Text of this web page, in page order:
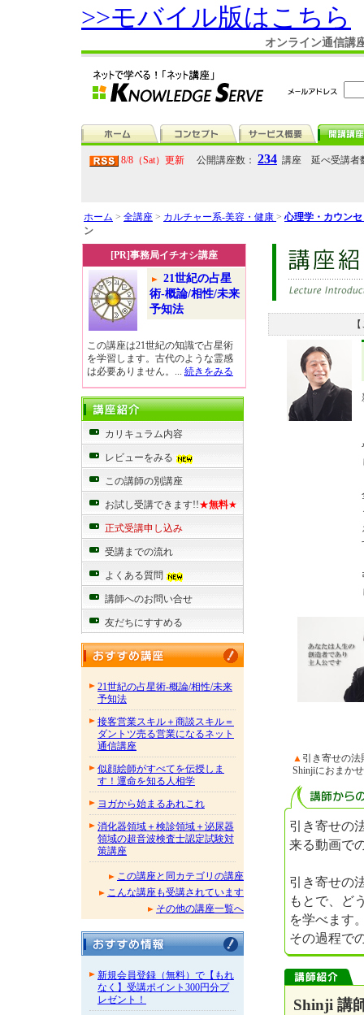
>>モバイル版はこちら
オンライン通信講
8/8（Sat）更新 公開講座数： 234 講座 延べ受講者
ホーム > 全講座 > カルチャー系-美容・健康 >心理学・カウン
ン
[PR]事務局イチオシ講座
21世紀の占星
術-概論/相性/未来
予知法
この講座は21世紀の知識で占星術
を学習します。古代のような霊感
は必要ありません。... 続きをみる
カリキュラム内容
レビューをみる
この講師の別講座
お試し受講できます!!★無料★
正式受講申し込み
受講までの流れ
よくある質問
講師へのお問い合せ
友だちにすすめる
21世紀の占星術-概論/相性/未来
予知法
接客営業スキル＋商談スキル＝
ダントツ売る営業になるネット
通信講座
似顔絵師がすべてを伝授しま
す！運命を知る人相学
ヨガから始まるあれこれ
消化器領域＋検診領域＋泌尿器
領域の超音波検査士認定試験対
策講座
この講座と同カテゴリの講座
こんな講座も受講されています
その他の講座一覧へ
新規会員登録（無料）で【もれ
なく】受講ポイント300円分プ
レゼント！
▲ 引き寄せの
Shinjiにおまかせ
引き寄せの
来る動画で
引き寄せの
もとで、ど
を学べます
その過程で
Shinji 講